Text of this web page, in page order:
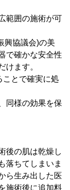
範囲の施術が可
興協議会)の美
で確かな安全性
けます。
ことで確実に処
同様の効果を保
後の肌は乾燥し
落ちてしまいま
ら生み出した医
施術後に追加料